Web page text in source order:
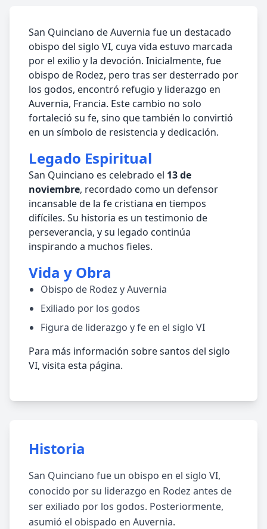
San Quinciano de Auvernia fue un destacado
obispo del siglo VI, cuya vida estuvo marcada
por el exilio y la devoción. Inicialmente, fue
obispo de Rodez, pero tras ser desterrado por
los godos, encontró refugio y liderazgo en
Auvernia, Francia. Este cambio no solo
fortaleció su fe, sino que también lo convirtió
en un símbolo de resistencia y dedicación.
Legado Espiritual
San Quinciano es celebrado el 13 de
noviembre, recordado como un defensor
incansable de la fe cristiana en tiempos
difíciles. Su historia es un testimonio de
perseverancia, y su legado continúa
inspirando a muchos fieles.
Vida y Obra
Obispo de Rodez y Auvernia
Exiliado por los godos
Figura de liderazgo y fe en el siglo VI
Para más información sobre santos del siglo
VI, visita esta página.
Historia
San Quinciano fue un obispo en el siglo VI,
conocido por su liderazgo en Rodez antes de
ser exiliado por los godos. Posteriormente,
asumió el obispado en Auvernia.